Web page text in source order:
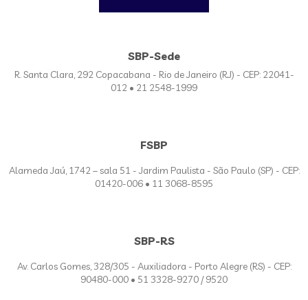
SBP-Sede
R. Santa Clara, 292 Copacabana - Rio de Janeiro (RJ) - CEP: 22041-
012 • 21 2548-1999
FSBP
Alameda Jaú, 1742 – sala 51 - Jardim Paulista - São Paulo (SP) - CEP:
01420-006 • 11 3068-8595
SBP-RS
Av. Carlos Gomes, 328/305 - Auxiliadora - Porto Alegre (RS) - CEP:
90480-000 • 51 3328-9270 / 9520